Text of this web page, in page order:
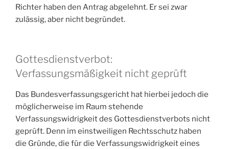
Richter haben den Antrag abgelehnt. Er sei zwar
zulässig, aber nicht begründet.
Gottesdienstverbot:
Verfassungsmäßigkeit nicht geprüft
Das Bundesverfassungsgericht hat hierbei jedoch die
möglicherweise im Raum stehende
Verfassungswidrigkeit des Gottesdienstverbots nicht
geprüft. Denn im einstweiligen Rechtsschutz haben
die Gründe, die für die Verfassungswidrigkeit eines